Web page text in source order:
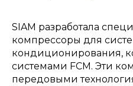
SIAM разработала
компрессоры для
кондиционирования,
системами FCM. Эти
передовыми